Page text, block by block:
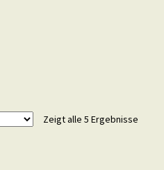
Zeigt alle 5 Ergebnisse